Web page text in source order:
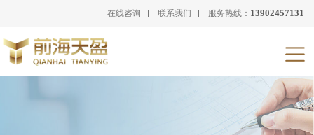
在线咨询 联系我们 服务热线： 13902457131